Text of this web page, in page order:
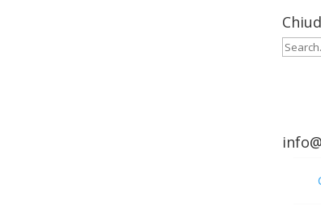
Menu
Cerca: